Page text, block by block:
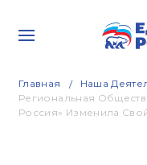
Главная Наша
Региональная
Россия» Изменила